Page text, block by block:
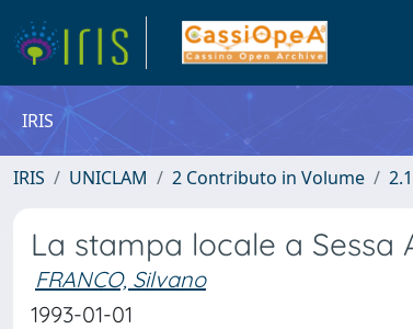
IRIS
IRIS UNICLAM 2 Contributo in Volume
La stampa locale a
FRANCO, Silvano
1993-01-01